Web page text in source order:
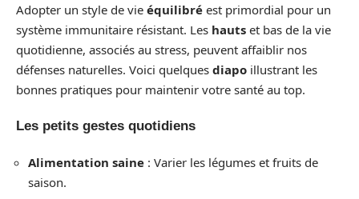
Adopter un style de vie équilibré est primordial pour un
système immunitaire résistant. Les hauts et bas de la vie
quotidienne, associés au stress, peuvent affaiblir nos
défenses naturelles. Voici quelques diapo illustrant les
bonnes pratiques pour maintenir votre santé au top.
Les petits gestes quotidiens
Alimentation saine : Varier les légumes et fruits de
saison.